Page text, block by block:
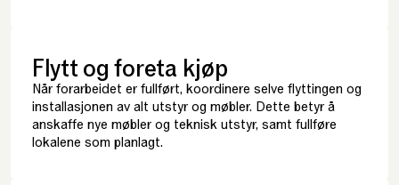
Flytt og foreta kjøp
Når forarbeidet er fullført, koordinere selve flyttingen og
installasjonen av alt utstyr og møbler. Dette betyr å
anskaffe nye møbler og teknisk utstyr, samt fullføre
lokalene som planlagt.